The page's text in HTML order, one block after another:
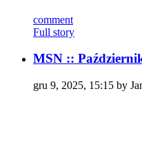
comment
Full story
MSN ::
gru 9, 2025, 15:15 by